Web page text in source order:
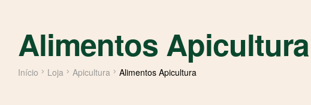
Alimentos Apicultura
Início Loja Apicultura Alimentos Apicultura